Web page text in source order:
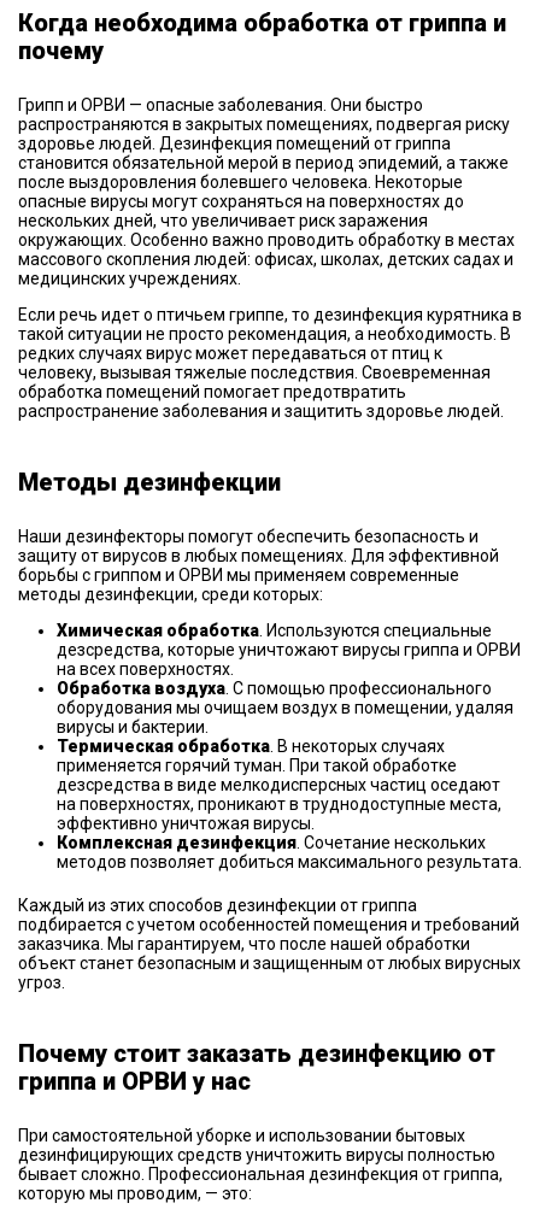
Когда необходима обработка от гриппа и
почему
Грипп и ОРВИ — опасные заболевания. Они быстро
распространяются в закрытых помещениях, подвергая риску
здоровье людей. Дезинфекция помещений от гриппа
становится обязательной мерой в период эпидемий, а также
после выздоровления болевшего человека. Некоторые
опасные вирусы могут сохраняться на поверхностях до
нескольких дней, что увеличивает риск заражения
окружающих. Особенно важно проводить обработку в местах
массового скопления людей: офисах, школах, детских садах и
медицинских учреждениях.
Если речь идет о птичьем гриппе, то дезинфекция курятника в
такой ситуации не просто рекомендация, а необходимость. В
редких случаях вирус может передаваться от птиц к
человеку, вызывая тяжелые последствия. Своевременная
обработка помещений помогает предотвратить
распространение заболевания и защитить здоровье людей.
Методы дезинфекции
Наши дезинфекторы помогут обеспечить безопасность и
защиту от вирусов в любых помещениях. Для эффективной
борьбы с гриппом и ОРВИ мы применяем современные
методы дезинфекции, среди которых:
Химическая обработка . Используются специальные
дезсредства, которые уничтожают вирусы гриппа и ОРВИ
на всех поверхностях.
Обработка воздуха . С помощью профессионального
оборудования мы очищаем воздух в помещении, удаляя
вирусы и бактерии.
Термическая обработка . В некоторых случаях
применяется горячий туман. При такой обработке
дезсредства в виде мелкодисперсных частиц оседают
на поверхностях, проникают в труднодоступные места,
эффективно уничтожая вирусы.
Комплексная дезинфекция . Сочетание нескольких
методов позволяет добиться максимального результата.
Каждый из этих способов дезинфекции от гриппа
подбирается с учетом особенностей помещения и требований
заказчика. Мы гарантируем, что после нашей обработки
объект станет безопасным и защищенным от любых вирусных
угроз.
Почему стоит заказать дезинфекцию от
гриппа и ОРВИ у нас
При самостоятельной уборке и использовании бытовых
дезинфицирующих средств уничтожить вирусы полностью
бывает сложно. Профессиональная дезинфекция от гриппа,
которую мы проводим, — это: